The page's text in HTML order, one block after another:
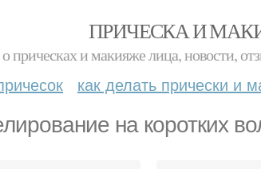
ПРИЧЕСКА И
прическах и макияже лица, новости,
как делать прически и
на коротких